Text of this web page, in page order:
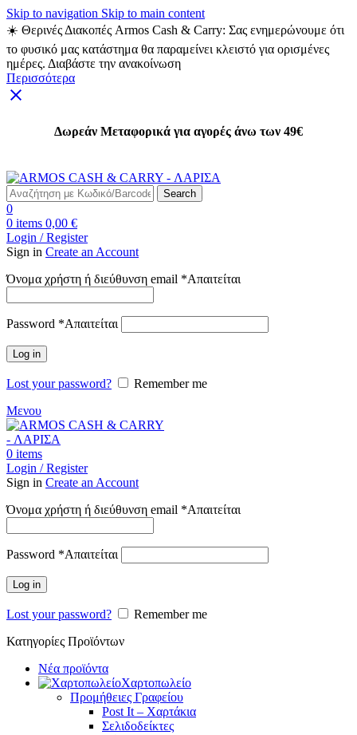
Skip to navigation Skip to main content
☀️ Θερινές Διακοπές Armos Cash & Carry: Σας ενημερώνουμε ότι
το φυσικό μας κατάστημα θα παραμείνει κλειστό για ορισμένες
ημέρες. Διαβάστε την ανακοίνωση
Περισσότερα
Δωρεάν Μεταφορικά για αγορές άνω των 49€
Search
0
0 items 0,00 €
Login / Register
Sign in Create an Account
Όνομα χρήστη ή διεύθυνση email *Απαιτείται
Password *Απαιτείται
Log in
Lost your password?
Remember me
Μενου
0 items
Login / Register
Sign in Create an Account
Όνομα χρήστη ή διεύθυνση email *Απαιτείται
Password *Απαιτείται
Log in
Lost your password?
Remember me
Κατηγορίες Προϊόντων
Νέα προϊόντα
Χαρτοπωλείο
Προμήθειες Γραφείου
Post It – Χαρτάκια
Σελιδοδείκτες